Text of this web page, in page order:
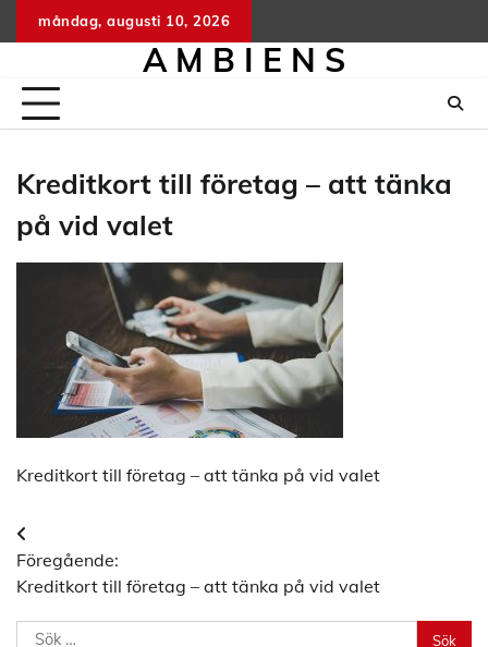
till
måndag, augusti 10, 2026
A M B I E N S
Kreditkort till företag – att tänka
på vid valet
Kreditkort till företag – att tänka på vid valet
Inläggsnavigering
Föregående:
Kreditkort till företag – att tänka på vid valet
Sök